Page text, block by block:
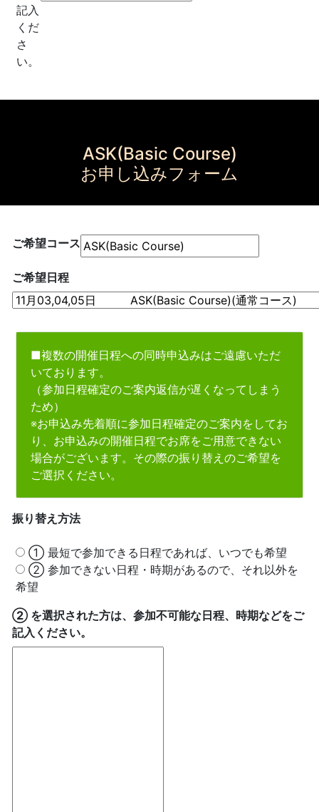
記入
くだ
さ
い。
ASK(Basic Course)
お申し込みフォーム
ご希望コース
ご希望日程
■複数の開催日程への同時申込みはご遠慮いただ
いております。
（参加日程確定のご案内返信が遅くなってしまう
ため）
※お申込み先着順に参加日程確定のご案内をしてお
り、お申込みの開催日程でお席をご用意できない
場合がございます。その際の振り替えのご希望を
ご選択ください。
振り替え方法
➀ 最短で参加できる日程であれば、いつでも希望
➁ 参加できない日程・時期があるので、それ以外を
希望
➁ を選択された方は、参加不可能な日程、時期などをご
記入ください。